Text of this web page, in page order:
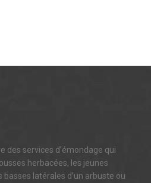
des services d’émondage qui
herbacées, les jeunes
latérales d’un arbuste ou